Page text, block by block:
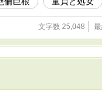
文字数 25,048